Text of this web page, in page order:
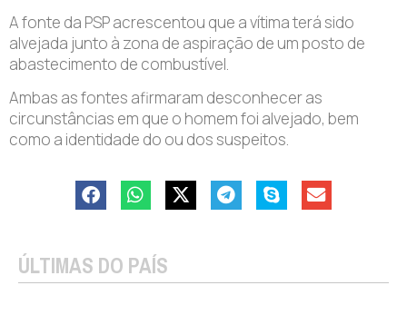
A fonte da PSP acrescentou que a vítima terá sido
alvejada junto à zona de aspiração de um posto de
abastecimento de combustível.
Ambas as fontes afirmaram desconhecer as
circunstâncias em que o homem foi alvejado, bem
como a identidade do ou dos suspeitos.
ÚLTIMAS DO PAÍS